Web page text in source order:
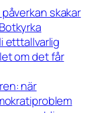
skakar
etttallvarlig
om det får
när